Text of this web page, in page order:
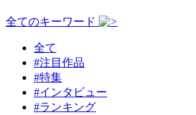
全てのキーワード
全て
#注目作品
#特集
#インタビュー
#ランキング